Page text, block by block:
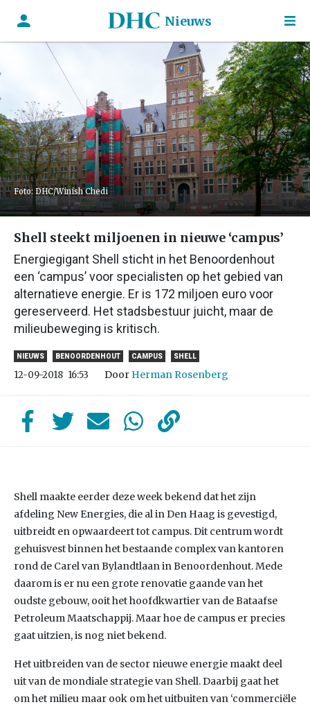
Nieuws
Foto: DHC/Winish Chedi
Shell steekt miljoenen in nieuwe ‘campus’
Energiegigant Shell sticht in het Benoordenhout
een ‘campus’ voor specialisten op het gebied van
alternatieve energie. Er is 172 miljoen euro voor
gereserveerd. Het stadsbestuur juicht, maar de
milieubeweging is kritisch.
NIEUWS BENOORDENHOUT CAMPUS SHELL
12-09-2018 16:53 Door Herman Rosenberg
Shell maakte eerder deze week bekend dat het zijn
afdeling New Energies, die al in Den Haag is gevestigd,
uitbreidt en opwaardeert tot campus. Dit centrum wordt
gehuisvest binnen het bestaande complex van kantoren
rond de Carel van Bylandtlaan in Benoordenhout. Mede
daarom is er nu een grote renovatie gaande van het
oudste gebouw, ooit het hoofdkwartier van de Bataafse
Petroleum Maatschappij. Maar hoe de campus er precies
gaat uitzien, is nog niet bekend.
Het uitbreiden van de sector nieuwe energie maakt deel
uit van de mondiale strategie van Shell. Daarbij gaat het
om het milieu maar ook om het uitbuiten van ‘commerciële